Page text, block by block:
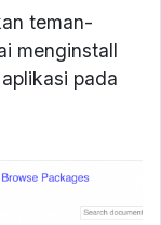
teman-
menginstall
pada